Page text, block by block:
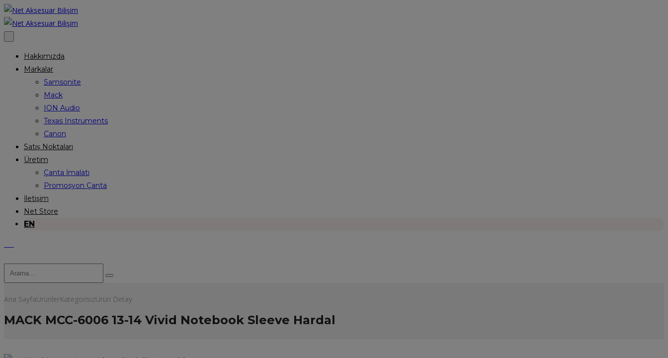
Hakkımızda
Markalar
Samsonite
Mack
ION Audio
Texas Instruments
Canon
Satış Noktaları
Üretim
Çanta İmalatı
Promosyon Çanta
İletişim
Net Store
EN
Ana SayfaÜrünlerKategorisizÜrün Detay
MACK MCC-6006 13-14 Vivid Notebook Sleeve Hardal